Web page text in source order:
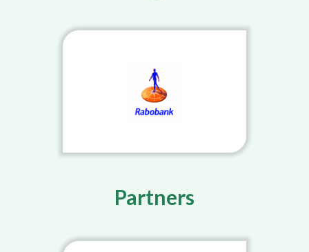
Partners